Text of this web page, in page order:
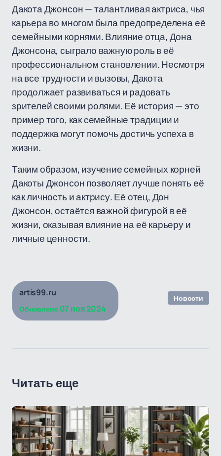
Дакота Джонсон — талантливая актриса, чья
карьера во многом была предопределена её
семейными корнями. Влияние отца, Дона
Джонсона, сыграло важную роль в её
профессиональном становлении. Несмотря
на все трудности и вызовы, Дакота
продолжает развиваться и радовать
зрителей своими ролями. Её история — это
пример того, как семейные традиции и
поддержка могут помочь достичь успеха в
жизни.
Таким образом, изучение семейных корней
Дакоты Джонсон позволяет лучше понять её
как личность и актрису. Её отец, Дон
Джонсон, остаётся важной фигурой в её
жизни, оказывая влияние на её карьеру и
личные ценности.
artis99.ru
Обновлено 07 ноя 2024
Новости
Читать еще